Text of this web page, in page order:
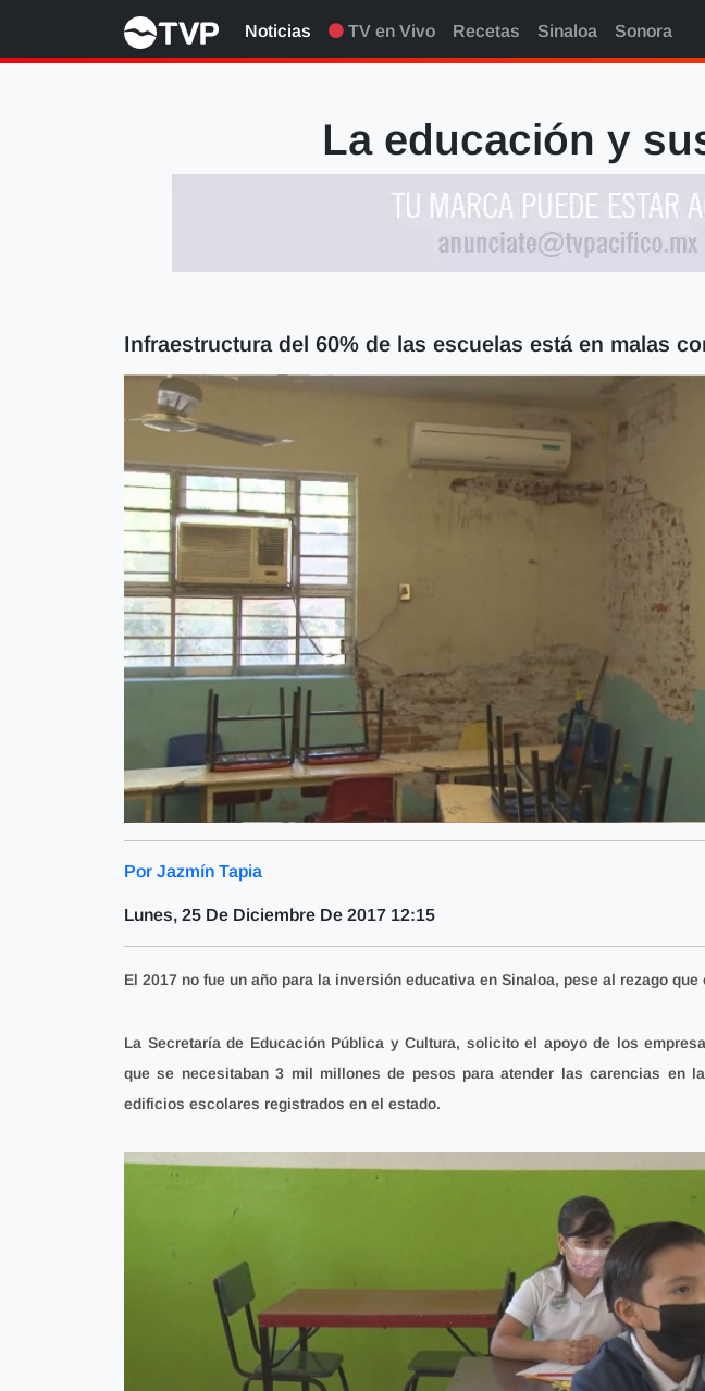
Noticias TV en Vivo Recetas Sinaloa Sonora
La educación y
Infraestructura del 60% de las escuelas está en malas
Por Jazmín Tapia
Lunes, 25 De Diciembre De 2017 12:15
El 2017 no fue un año para la inversión educativa en Sinaloa, pese al rezago
La Secretaría de Educación Pública y Cultura, solicito el apoyo de los
que se necesitaban 3 mil millones de pesos para atender las carencias en
edificios escolares registrados en el estado.